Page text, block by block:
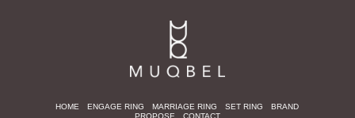
HOME ENGAGE RING MARRIAGE RING SET RING
BRAND
PROPOSE
CONTACT